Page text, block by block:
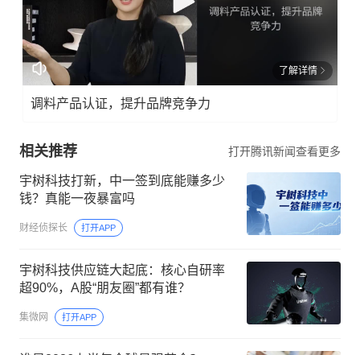
了解详情
调料产品认证，提升品牌竞争力
相关推荐 打开腾讯新闻查看更多
宇树科技打新，中一签到底能赚多少
钱？真能一夜暴富吗
财经侦探长 打开APP
宇树科技供应链大起底：核心自研率
超90%，A股“朋友圈”都有谁？
集微网 打开APP